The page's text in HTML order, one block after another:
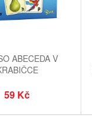
ABECEDA V
59 Kč